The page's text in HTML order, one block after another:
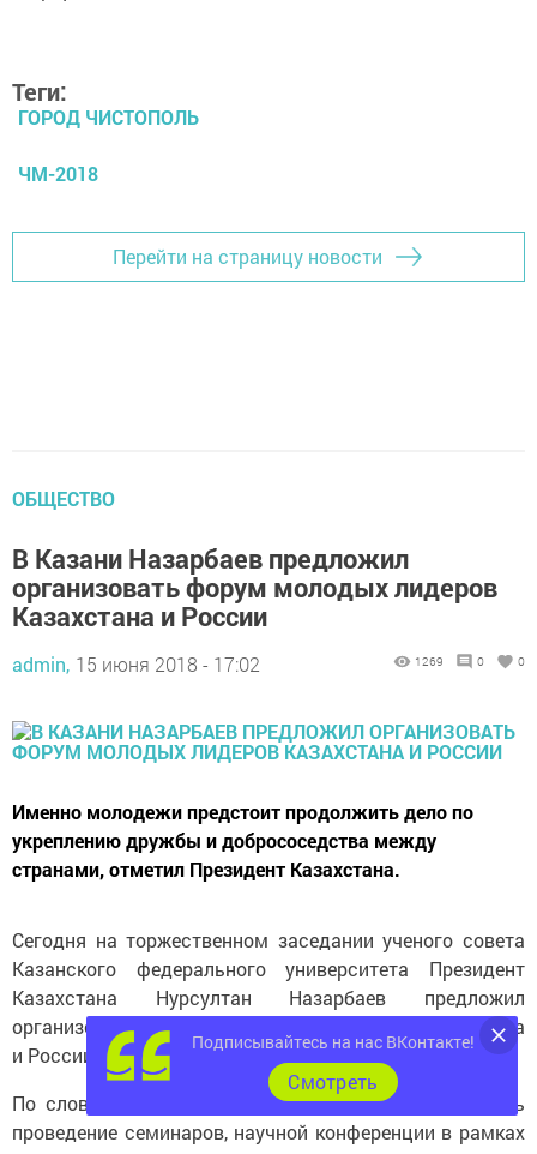
Теги:
ГОРОД ЧИСТОПОЛЬ
ЧМ-2018
Перейти на страницу новости
ОБЩЕСТВО
В Казани Назарбаев предложил
организовать форум молодых лидеров
Казахстана и России
admin, 15 июня 2018 - 17:02 1269 0 0
Именно молодежи предстоит продолжить дело по
укреплению дружбы и добрососедства между
странами, отметил Президент Казахстана.
Сегодня на торжественном заседании ученого совета
Казанского федерального университета Президент
Казахстана Нурсултан Назарбаев предложил
организовать форум молодых лидеров Казахстана
и России, передает
Татар-информ.
По словам почетного гостя КФУ, можно рассмотреть
проведение семинаров, научной конференции в рамках
Подписывайтесь на нас ВКонтакте!
Cмотреть